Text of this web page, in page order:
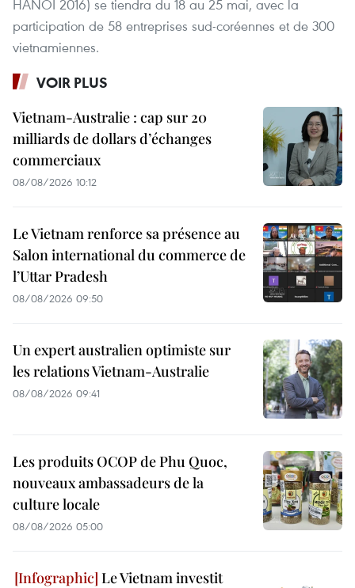
HANOI 2016) se tiendra du 18 au 25 mai, avec la
participation de 58 entreprises sud-coréennes et de 300
vietnamiennes.
VOIR PLUS
Vietnam-Australie : cap sur 20
milliards de dollars d’échanges
commerciaux
08/08/2026 10:12
Le Vietnam renforce sa présence au
Salon international du commerce de
l’Uttar Pradesh
08/08/2026 09:50
Un expert australien optimiste sur
les relations Vietnam-Australie
08/08/2026 09:41
Les produits OCOP de Phu Quoc,
nouveaux ambassadeurs de la
culture locale
08/08/2026 05:00
Le Vietnam investit